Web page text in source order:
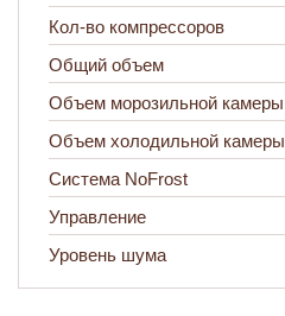
Кол-во компрессоров
Общий объем
Объем морозильной камеры
Объем холодильной камеры
Система NoFrost
Управление
Уровень шума